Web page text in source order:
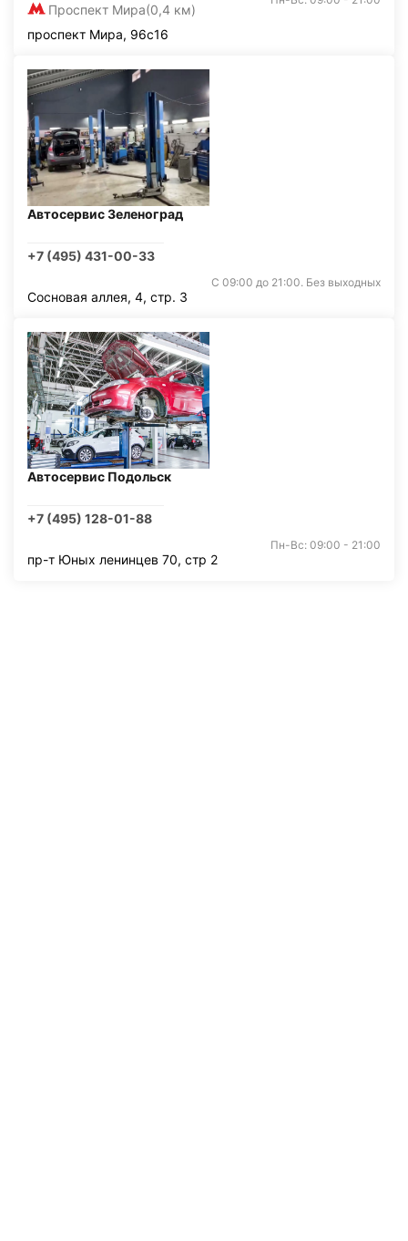
Проспект Мира(0,4 км)
проспект Мира, 96с16
Автосервис Зеленоград
+7 (495) 431-00-33
С 09:00 до 21:00. Без выходных
Сосновая аллея, 4, стр. 3
Автосервис Подольск
+7 (495) 128-01-88
Пн-Вс: 09:00 - 21:00
пр-т Юных ленинцев 70, стр 2